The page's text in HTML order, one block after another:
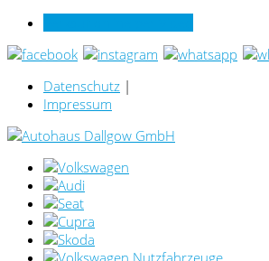
Datenschutz |
Impressum